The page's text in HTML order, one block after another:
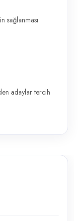
sağlanması
adaylar tercih